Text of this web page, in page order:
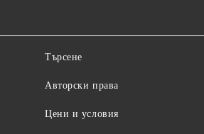
Търсене
Авторски права
Цени и условия